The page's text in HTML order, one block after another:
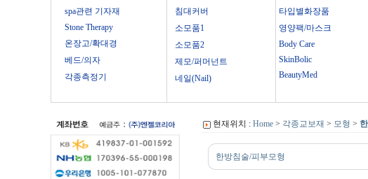
spa관련 기자재
Stone Therapy
온장고/확대경
베드/의자
각종측정기
침대커버
소모품1
소모품2
제모/퍼머넌트
네일(Nail)
타입별화장품
영양팩/마스크
Body Care
SkinBolic
BeautyMed
현재위치 : Home> 각종교보재 > 모형 >
한방침술/피부모형